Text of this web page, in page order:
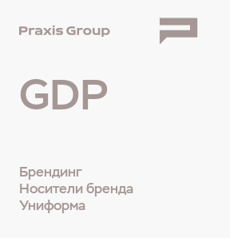
GDP
Брендинг
Носители бренда
Униформа